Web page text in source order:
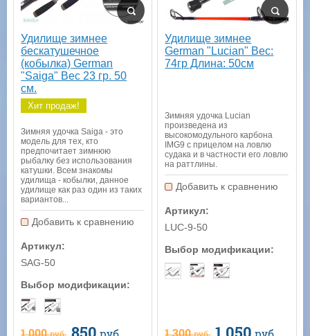
Удилище зимнее
бескатушечное
(кобылка) German
"Saiga" Вес 23 гр. 50
см.
Хит продаж!
Зимняя удочка Saiga - это
модель для тех, кто
предпочитает зимнюю
рыбалку без использования
катушки. Всем знакомы
удилища - кобылки, данное
удилище как раз один из таких
вариантов...
Добавить к сравнению
Артикул:
SAG-50
Выбор модификации:
1 000
Удилище зимнее
German "Lucian" Вес:
74гр Длина: 50см
Зимняя удочка Lucian
произведена из
высокомодульного карбона
IMG9 с прицелом на ловлю
судака и в частности его ловлю
на раттлины.
Добавить к сравнению
Артикул:
LUC-9-50
Выбор модификации:
1 300